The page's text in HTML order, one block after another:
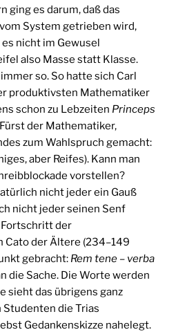
ging es darum, daß das
System getrieben wird,
nicht im Gewusel
also Masse statt Klasse.
so. So hatte sich Carl
produktivsten Mathematiker
schon zu Lebzeiten Princeps
der Mathematiker,
zum Wahlspruch gemacht:
aber Reifes). Kann man
vorstellen?
nicht jeder ein Gauß
nicht jeder seinen Senf
Fortschritt der
Cato der Ältere (234–149
gebracht: Rem tene – verba
die Sache. Die Worte werden
sieht das übrigens ganz
Studenten die Trias
Gedankenskizze nahelegt.